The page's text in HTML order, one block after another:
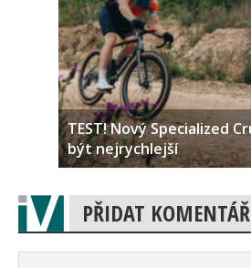
TEST! Nový Specialized
být nejrychlejší
PŘIDAT KOMENTÁŘ